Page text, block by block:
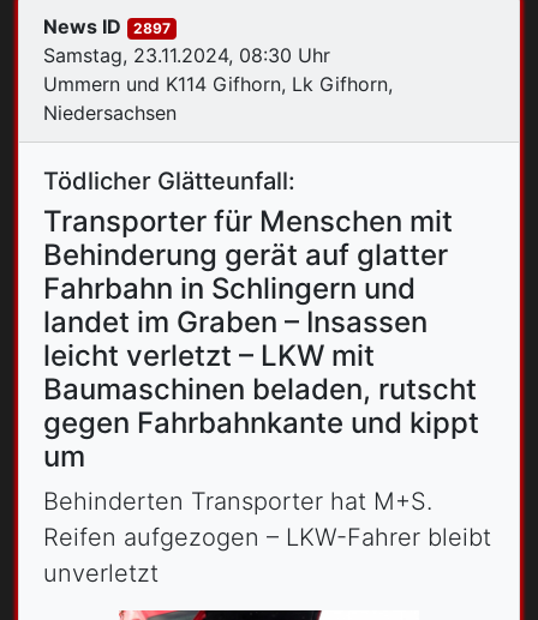
Samstag, 23.11.2024, 08:30 Uhr
Ummern und K114 Gifhorn, Lk Gifhorn,
Niedersachsen
News ID 2897
Tödlicher Glätteunfall:
Transporter für Menschen mit
Behinderung gerät auf glatter
Fahrbahn in Schlingern und
landet im Graben – Insassen
leicht verletzt – LKW mit
Baumaschinen beladen, rutscht
gegen Fahrbahnkante und kippt
um
Behinderten Transporter hat M+S.
Reifen aufgezogen – LKW-Fahrer bleibt
unverletzt